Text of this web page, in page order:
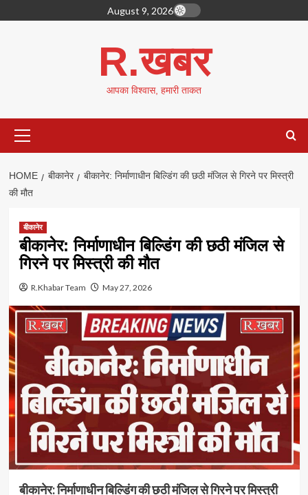
to
August 9, 2026
R.खबर
आपका विश्वास, हमारी ताकत
Menu
HOME बीकानेर
बीकानेर: निर्माणाधीन बिल्डिंग की छठी मंजिल से गिरने पर मिस्त्री
की मौत
बीकानेर
बीकानेर: निर्माणाधीन बिल्डिंग की छठी मंजिल से
गिरने पर मिस्त्री की मौत
R.Khabar Team May 27, 2026
बीकानेर: निर्माणाधीन बिल्डिंग की छठी मंजिल से गिरने पर मिस्त्री